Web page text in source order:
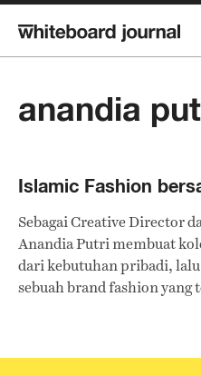
anandia
Islamic Fashion
Sebagai Creative Director
Anandia Putri membuat
dari kebutuhan pribadi,
sebuah brand fashion yang
tahun 70-an yang menjadi